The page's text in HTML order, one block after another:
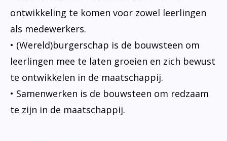
ontwikkeling te komen voor zowel leerlingen
als medewerkers.
• (Wereld)burgerschap is de bouwsteen om
leerlingen mee te laten groeien en zich bewust
te ontwikkelen in de maatschappij.
• Samenwerken is de bouwsteen om redzaam
te zijn in de maatschappij.